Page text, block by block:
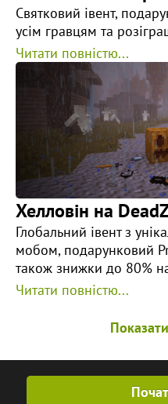
Святковий івент,
усім гравцям та
Читати повністю...
Хелловін на
Глобальний івент з
мобом, подарунковий
також знижки до 80%
Читати повністю...